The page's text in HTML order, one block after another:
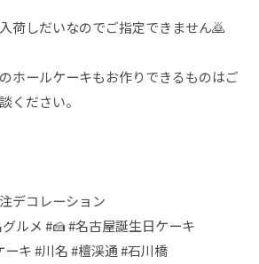
荷しだいなのでご指定できません🙇
ホールケーキもお作りできるものはご
ください。
デコレーション
ルメ #🍰 #名古屋誕生日ケーキ
キ #川名 #檀渓通 #石川橋